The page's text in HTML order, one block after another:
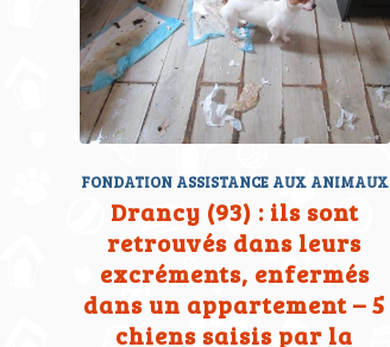
FONDATION ASSISTANCE AUX ANIMAUX
Drancy (93) : ils sont
retrouvés dans leurs
excréments, enfermés
dans un appartement – 5
chiens saisis par la